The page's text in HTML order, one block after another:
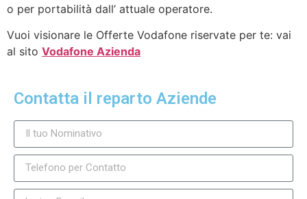
o per portabilità dall’ attuale operatore.
Vuoi visionare le Offerte Vodafone riservate per te: vai
al sito Vodafone Azienda
Contatta il reparto Aziende